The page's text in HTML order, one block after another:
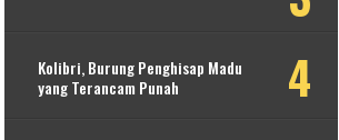
Kolibri, Burung Penghisap Madu
yang Terancam Punah